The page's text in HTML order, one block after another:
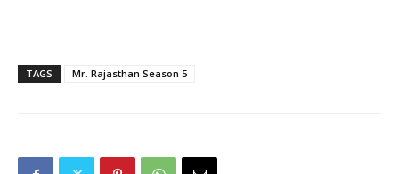
TAGS Mr. Rajasthan Season 5